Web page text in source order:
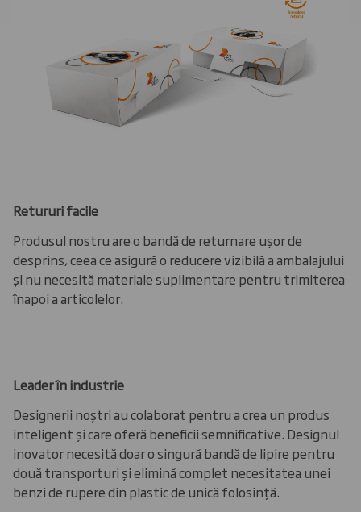
Retururi facile
Produsul nostru are o bandă de returnare ușor de
desprins, ceea ce asigură o reducere vizibilă a ambalajului
și nu necesită materiale suplimentare pentru trimiterea
înapoi a articolelor.
Leader în industrie
Designerii noștri au colaborat pentru a crea un produs
inteligent și care oferă beneficii semnificative. Designul
inovator necesită doar o singură bandă de lipire pentru
două transporturi și elimină complet necesitatea unei
benzi de rupere din plastic de unică folosință.